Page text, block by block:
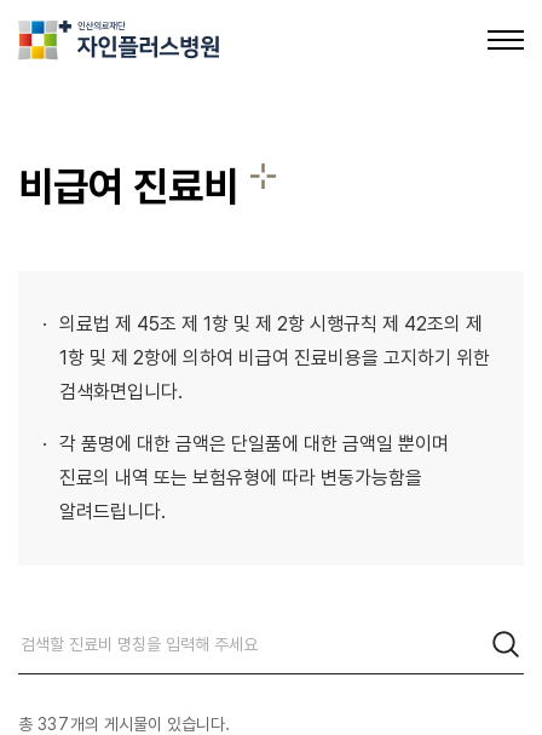
의료장비 소개
의료진 소개
비급여 진료비
의료법 제 45조 제 1항 및 제 2항 시행규칙 제 42조의 제
1항 및 제 2항에 의하여 비급여 진료비용을 고지하기 위한
검색화면입니다.
각 품명에 대한 금액은 단일품에 대한 금액일 뿐이며
진료의 내역 또는 보험유형에 따라 변동가능함을
알려드립니다.
총 337개의 게시물이 있습니다.